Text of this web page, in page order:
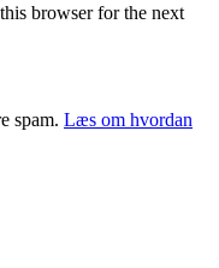
browser for the next
spam. Læs om hvordan